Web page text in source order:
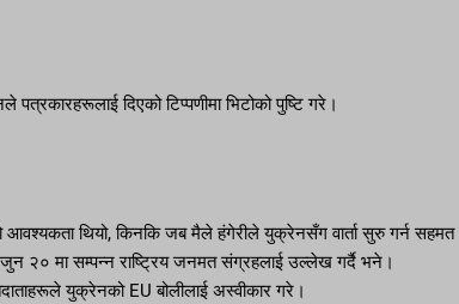
दिएको टिप्पणीमा भिटोको पुष्टि गरे।
थियो, किनकि जब मैले हंगेरीले युक्रेनसँग वार्ता सुरु गर्न सहमत
२० मा सम्पन्न राष्ट्रिय जनमत संग्रहलाई उल्लेख गर्दै भने।
युक्रेनको EU बोलीलाई अस्वीकार गरे।